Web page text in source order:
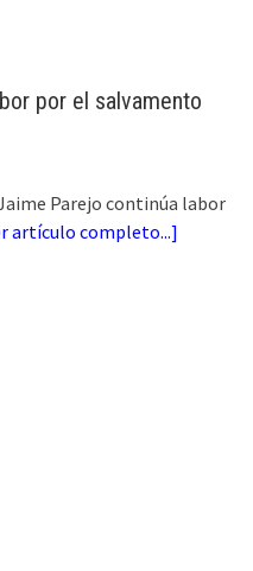
por el salvamento
Parejo continúa labor
artículo completo...]